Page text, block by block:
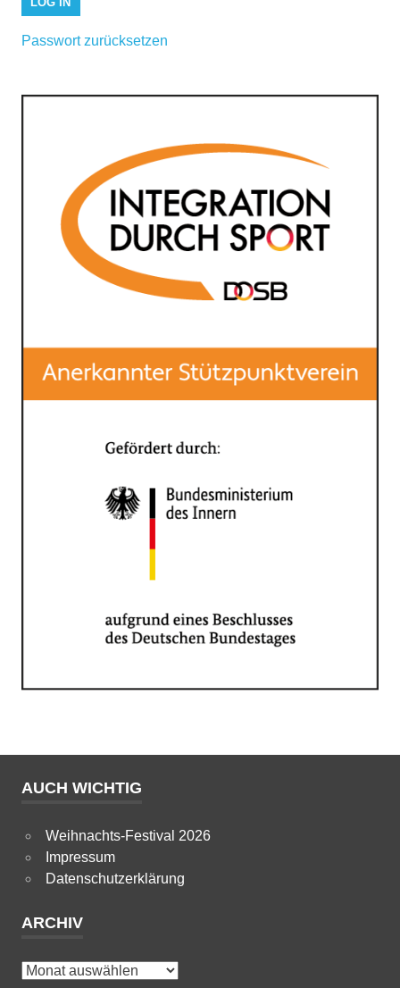
Passwort zurücksetzen
AUCH WICHTIG
Weihnachts-Festival 2026
Impressum
Datenschutzerklärung
ARCHIV
Archiv